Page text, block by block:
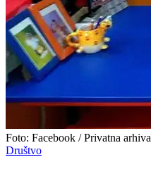
Foto: Facebook / Privatna arhiva
Društvo